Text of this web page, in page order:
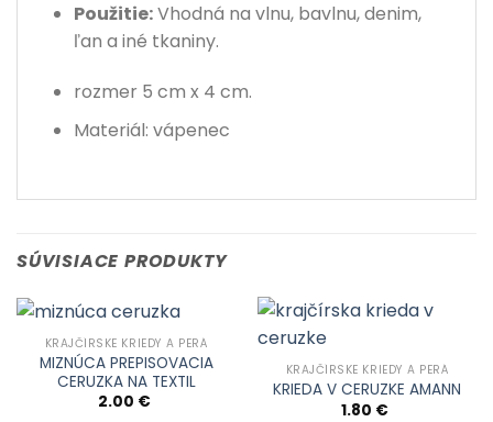
Použitie:Vhodná na vlnu, bavlnu, denim,
ľan a iné tkaniny.
rozmer 5 cm x 4 cm.
Materiál: vápenec
SÚVISIACE PRODUKTY
KRAJČÍRSKE KRIEDY A PERÁ
MIZNÚCA PREPISOVACIA
CERUZKA NA TEXTIL
2.00 €
KRAJČÍRSKE KRIEDY A PERÁ
KRIEDA V CERUZKE AMANN
1.80 €